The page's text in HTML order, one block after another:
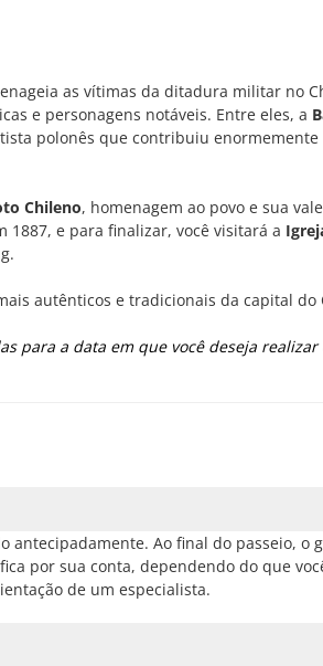
as vítimas da ditadura militar no
e personagens notáveis. Entre eles, a
polonês que contribuiu enormemente
Chileno, homenagem ao povo e sua
1887, e para finalizar, você visitará a
autênticos e tradicionais da capital do
para a data em que você deseja realizar
antecipadamente. Ao final do passeio, o
por sua conta, dependendo do que
de um especialista.